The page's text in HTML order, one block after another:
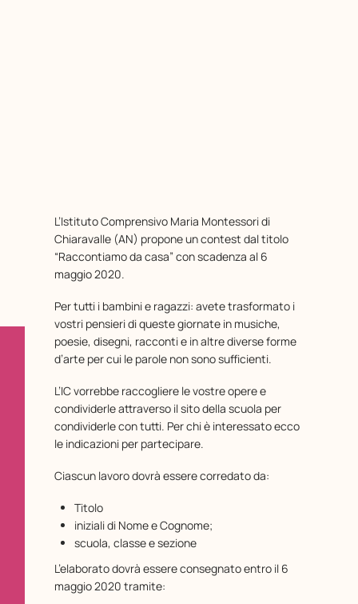
L’Istituto Comprensivo Maria Montessori di
Chiaravalle (AN) propone un contest dal titolo
“Raccontiamo da casa” con scadenza al 6
maggio 2020.
Per tutti i bambini e ragazzi: avete trasformato i
vostri pensieri di queste giornate in musiche,
poesie, disegni, racconti e in altre diverse forme
d’arte per cui le parole non sono sufficienti.
L’IC vorrebbe raccogliere le vostre opere e
condividerle attraverso il sito della scuola per
condividerle con tutti. Per chi è interessato ecco
le indicazioni per partecipare.
Ciascun lavoro dovrà essere corredato da:
Titolo
iniziali di Nome e Cognome;
scuola, classe e sezione
L’elaborato dovrà essere consegnato entro il 6
maggio 2020 tramite: